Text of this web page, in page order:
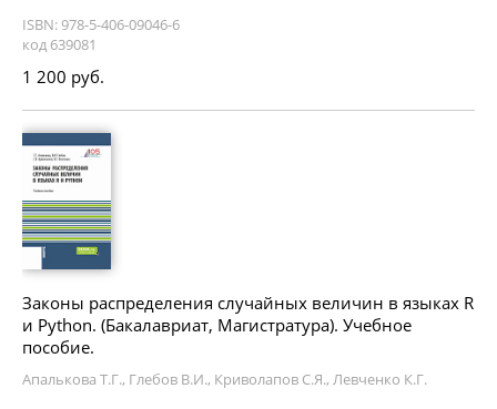
ISBN: 978-5-406-09046-6
код 639081
1 200 руб.
Законы распределения случайных величин в языках R
и Python. (Бакалавриат, Магистратура). Учебное
пособие.
Апалькова Т.Г., Глебов В.И., Криволапов С.Я., Левченко К.Г.